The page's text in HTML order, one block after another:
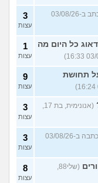
(אנושי, בן 27, כתב ב-03/08/26
3
עצות
כל היום מה
1
עצות
תחושת
9
עצות
(אנונימית, בת 17,
3
עצות
(שירה, בת 18, כתבה ב-03/08/26
3
עצות
(שלי88,
8
עצות